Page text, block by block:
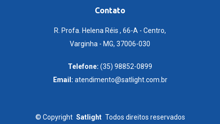
Contato
R. Profa. Helena Réis , 66-A - Centro,
Varginha - MG, 37006-030
Telefone: (35) 98852-0899
Email: atendimento@satlight.com.br
© Copyright Satlight Todos direitos reservados